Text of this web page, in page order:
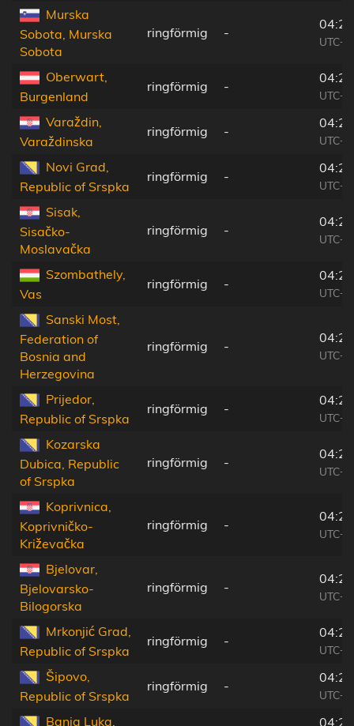
Murska
Sobota, Murska
Sobota
ringförmig -
Oberwart,
Burgenland
ringförmig -
Varaždin,
Varaždinska
ringförmig -
Novi Grad,
Republic of Srspka
ringförmig -
Sisak,
Sisačko-
Moslavačka
ringförmig -
Szombathely,
Vas
ringförmig -
Sanski Most,
Federation of
Bosnia and
Herzegovina
ringförmig -
Prijedor,
Republic of Srspka
ringförmig -
Kozarska
Dubica, Republic
of Srspka
ringförmig -
Koprivnica,
Koprivničko-
Križevačka
ringförmig -
Bjelovar,
Bjelovarsko-
Bilogorska
ringförmig -
Mrkonjić Grad,
Republic of Srspka
ringförmig -
Šipovo,
Republic of Srspka
ringförmig -
Banja Luka,